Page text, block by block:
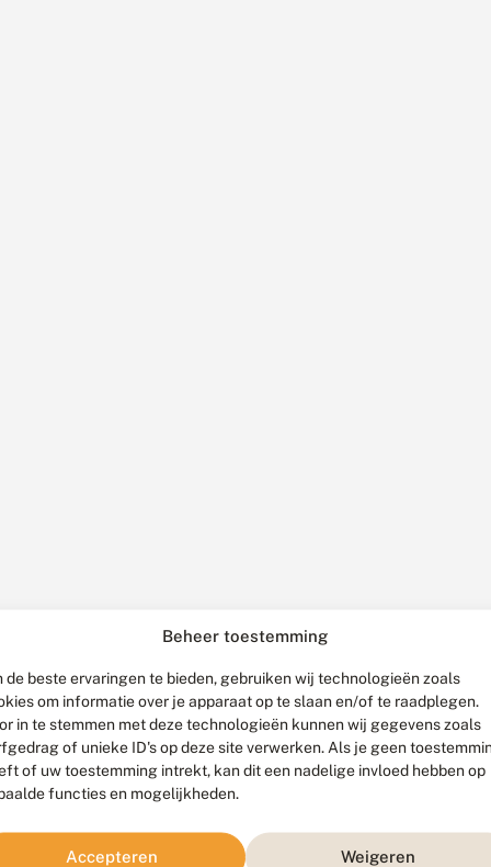
Beheer toestemming
de beste ervaringen te bieden, gebruiken wij technologieën zoals
om informatie over je apparaat op te slaan en/of te raadplegen.
in te stemmen met deze technologieën kunnen wij gegevens zoals
of unieke ID's op deze site verwerken. Als je geen
of uw toestemming intrekt, kan dit een nadelige invloed hebben op
functies en mogelijkheden.
Accepteren Weigeren